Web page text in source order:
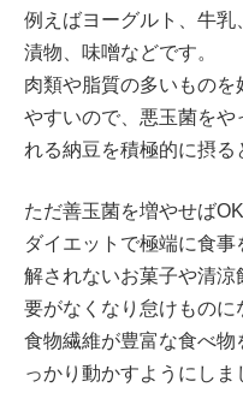
例えばヨーグルト、牛乳
漬物、味噌などです。
肉類や脂質の多いものを
やすいので、悪玉菌をや
れる納豆を積極的に摂る
ただ善玉菌を増やせば
ダイエットで極端に食
解されないお菓子や清
要がなくなり怠けものに
食物繊維が豊富な食べ物
っかり動かすようにしま